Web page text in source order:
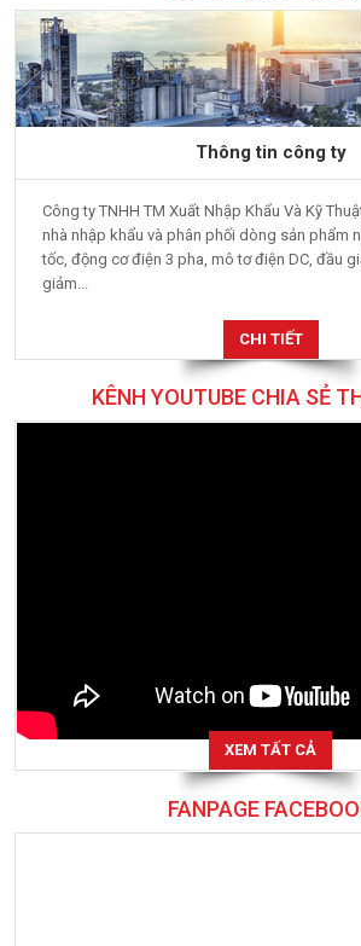
Thông tin công ty
Công ty TNHH TM Xuất Nhập Khẩu Và Kỹ
nhà nhập khẩu và phân phối dòng sản phẩm
tốc, động cơ điện 3 pha, mô tơ điện DC, đầu
giảm...
CHI TIẾT
KÊNH YOUTUBE CHIA SẺ
XEM TẤT CẢ
FANPAGE